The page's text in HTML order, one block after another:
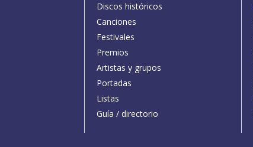
Discos históricos
Canciones
Festivales
Premios
Artistas y grupos
Portadas
Listas
Guía / directorio